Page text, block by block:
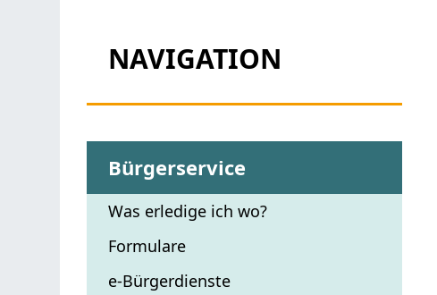
NAVIGATION
Bürgerservice
Was erledige ich wo?
Formulare
e-Bürgerdienste